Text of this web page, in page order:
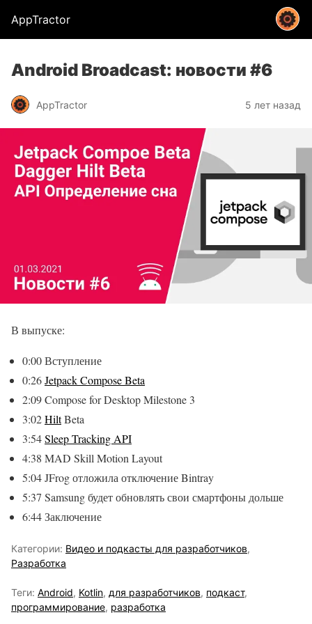
AppTractor
Android Broadcast: новости #6
AppTractor 5 лет назад
В выпуске:
0:00​ Вступление
0:26Jetpack Compose Beta
2:09​ Compose for Desktop Milestone 3
3:02​HiltBeta
3:54​Sleep Tracking API
4:38​ MAD Skill Motion Layout
5:04​ JFrog отложила отключение Bintray
5:37​ Samsung будет обновлять свои смартфоны дольше
6:44​ Заключение
Категории: Видео и подкасты для разработчиков,
Разработка
Теги: Android, Kotlin, для разработчиков, подкаст,
программирование, разработка